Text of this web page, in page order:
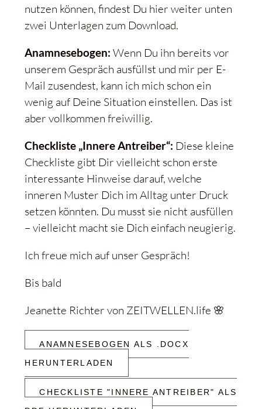
nutzen können, findest Du hier weiter unten
zwei Unterlagen zum Download.
Anamnesebogen:Wenn Du ihn bereits vor
unserem Gespräch ausfüllst und mir per E-
Mail zusendest, kann ich mich schon ein
wenig auf Deine Situation einstellen. Das ist
aber vollkommen freiwillig.
Checkliste „Innere Antreiber“: Diese kleine
Checkliste gibt Dir vielleicht schon erste
interessante Hinweise darauf, welche
inneren Muster Dich im Alltag unter Druck
setzen könnten. Du musst sie nicht ausfüllen
– vielleicht macht sie Dich einfach neugierig.
Ich freue mich auf unser Gespräch!
Bis bald
Jeanette Richter von ZEITWELLEN.life 🌸
ANAMNESEBOGEN ALS .DOCX
HERUNTERLADEN
CHECKLISTE "INNERE ANTREIBER" ALS